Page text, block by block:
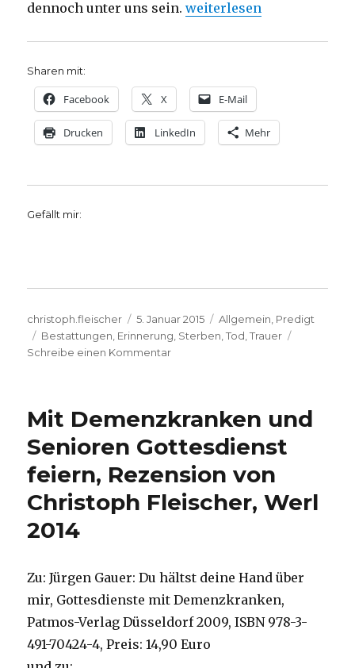
dennoch unter uns sein.„Kirchliche Bestattung
weiterlesen
Sharen mit:
Facebook X E-Mail
Drucken LinkedIn Mehr
Gefällt mir:
Autor
christoph.fleischer
Veröffentlicht
am
5. Januar 2015 Kategorien
Allgemein Predigt
Schlagwörter
Bestattungen Erinnerung Sterben ,Tod ,Trauer
Schreibe einen Kommentarzu
geprägte
gottesdienstliche
Gestalt,
ein
Beispiel,
Emanuel
Mit Demenzkranken und
Senioren Gottesdienst
feiern, Rezension von
Christoph Fleischer, Werl
2014
Zu: Jürgen Gauer: Du hältst deine Hand über
mir, Gottesdienste mit Demenzkranken,
Patmos-Verlag Düsseldorf 2009, ISBN 978-3-
491-70424-4, Preis: 14,90 Euro